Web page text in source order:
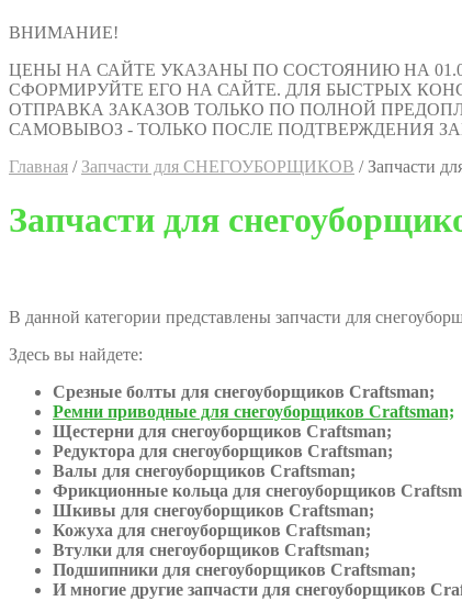
ВНИМАНИЕ!
ЦЕНЫ НА САЙТЕ УКАЗАНЫ ПО СОСТОЯНИЮ НА
СФОРМИРУЙТЕ ЕГО НА САЙТЕ. ДЛЯ БЫСТРЫХ
ОТПРАВКА ЗАКАЗОВ ТОЛЬКО ПО ПОЛНОЙ
САМОВЫВОЗ - ТОЛЬКО ПОСЛЕ ПОДТВЕРЖДЕНИЯ
Главная / Запчасти для СНЕГОУБОРЩИКОВ /Запчасти
Запчасти для
В данной категории представлены запчасти для
Здесь вы найдете:
Срезные болты для снегоуборщиков Craftsman;
Ремни приводные для снегоуборщиков Craftsman;
Щестерни для снегоуборщиков Craftsman;
Редуктора для снегоуборщиков Craftsman;
Валы для снегоуборщиков Craftsman;
Фрикционные кольца для снегоуборщиков
Шкивы для снегоуборщиков Craftsman;
Кожуха для снегоуборщиков Craftsman;
Втулки для снегоуборщиков Craftsman;
Подшипники для снегоуборщиков Craftsman;
И многие другие запчасти для снегоуборщиков